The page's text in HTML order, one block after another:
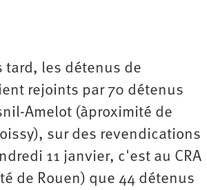
tard, les détenus de
rejoints par 70 détenus
Amelot (àproximité de
sur des revendications
11 janvier, c'est au CRA
de Rouen) que 44 détenus